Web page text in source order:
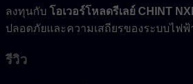
ลงทุนกับ โอเวอร์โหลดรีเลย์ CHINT
ปลอดภัยและความเสถียรของระบบไฟ
รีวิว